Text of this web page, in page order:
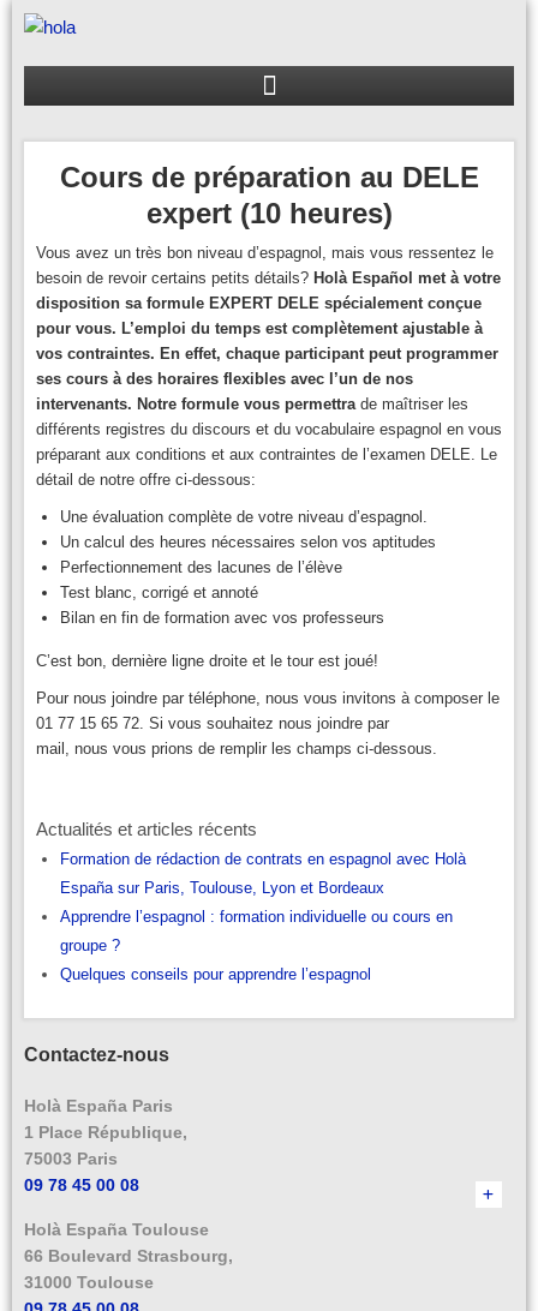
Aller
contenu
Contactez-nous
Holà España Paris
1 Place République,
75003 Paris
09 78 45 00 08
Holà España Toulouse
66 Boulevard Strasbourg,
31000 Toulouse
Cours de préparation au DELE
expert (10 heures)
Vous avez un très bon niveau d’espagnol, mais vous ressentez le
besoin de revoir certains petits détails? Holà Español met à votre
disposition sa formule EXPERT DELE spécialement conçue
pour vous. L’emploi du temps est complètement ajustable à
vos contraintes. En effet, chaque participant peut programmer
ses cours à des horaires flexibles avec l’un de nos
intervenants. Notre formule vous permettrade maîtriser les
différents registres du discours et du vocabulaire espagnol en vous
préparant aux conditions et aux contraintes de l’examen DELE. Le
détail de notre offre ci-dessous:
Une évaluation complète de votre niveau d’espagnol.
​Un calcul des heures nécessaires selon vos aptitudes
Perfectionnement des lacunes de l’élève
Test blanc, corrigé et annoté​
Bilan en fin de formation avec vos professeurs
C’est bon, dernière ligne droite et le tour est joué!
Pour nous joindre par téléphone, nous vous invitons à composer le
01 77 15 65 72. Si vous souhaitez nous joindre par
mail, nous vous prions de remplir les champs ci-dessous.
Actualités et articles récents
Formation de rédaction de contrats en espagnol avec Holà
España sur Paris, Toulouse, Lyon et Bordeaux
Apprendre l’espagnol : formation individuelle ou cours en
groupe ?
Quelques conseils pour apprendre l’espagnol